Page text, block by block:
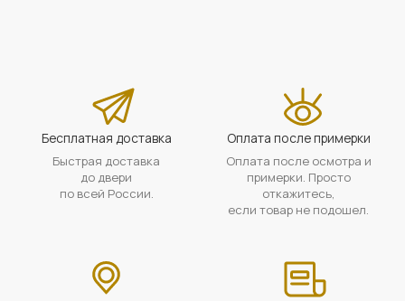
Бесплатная доставка
Быстрая доставка
до двери
по всей России.
Оплата после примерки
Оплата после осмотра и
примерки. Просто
откажитесь,
если товар не подошел.